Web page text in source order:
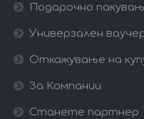
Подарочно
Универзален
Откажување на
За Компании
Станете партнер